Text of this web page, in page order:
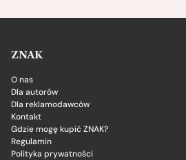
ZNAK
O nas
Dla autorów
Dla reklamodawców
Kontakt
Gdzie mogę kupić ZNAK?
Regulamin
Polityka prywatności